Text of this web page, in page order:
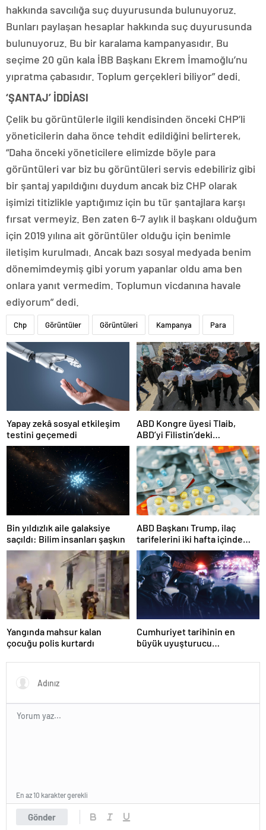
hakkında savcılığa suç duyurusunda bulunuyoruz.
Bunları paylaşan hesaplar hakkında suç duyurusunda
bulunuyoruz. Bu bir karalama kampanyasıdır. Bu
seçime 20 gün kala İBB Başkanı Ekrem İmamoğlu’nu
yıpratma çabasıdır. Toplum gerçekleri biliyor” dedi.
‘ŞANTAJ’ İDDİASI
Çelik bu görüntülerle ilgili kendisinden önceki CHP’li
yöneticilerin daha önce tehdit edildiğini belirterek,
“Daha önceki yöneticilere elimizde böyle para
görüntüleri var biz bu görüntüleri servis edebiliriz gibi
bir şantaj yapıldığını duydum ancak biz CHP olarak
işimizi titizlikle yaptığımız için bu tür şantajlara karşı
fırsat vermeyiz. Ben zaten 6-7 aylık il başkanı olduğum
için 2019 yılına ait görüntüler olduğu için benimle
iletişim kurulmadı. Ancak bazı sosyal medyada benim
dönemimdeymiş gibi yorum yapanlar oldu ama ben
onlara yanıt vermedim. Toplumun vicdanına havale
ediyorum” dedi.
Chp Görüntüler Görüntüleri Kampanya Para
Yapay zekâ sosyal etkileşim
testini geçemedi
ABD Kongre üyesi Tlaib,
ABD’yi Filistin’deki
“soykırımda suç ortağı”
olmakla itham etti
Bin yıldızlık aile galaksiye
saçıldı: Bilim insanları şaşkın
ABD Başkanı Trump, ilaç
tarifelerini iki hafta içinde
açıklayacağını söyledi
Yangında mahsur kalan
çocuğu polis kurtardı
Cumhuriyet tarihinin en
büyük uyuşturucu
tutuklandı
Gönder
En az 10 karakter gerekli